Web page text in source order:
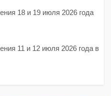
18 и 19 июля 2026 года
11 и 12 июля 2026 года в